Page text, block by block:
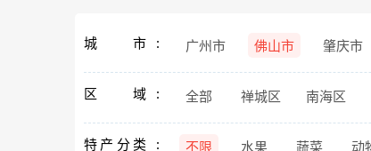
城市 广州市 佛山市 肇庆市
区域 全部 禅城区 南海区
特产分类 不限 水果 蔬菜 动